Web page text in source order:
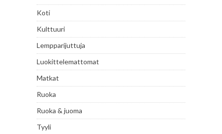
Koti
Kulttuuri
Lempparijuttuja
Luokittelemattomat
Matkat
Ruoka
Ruoka & juoma
Tyyli